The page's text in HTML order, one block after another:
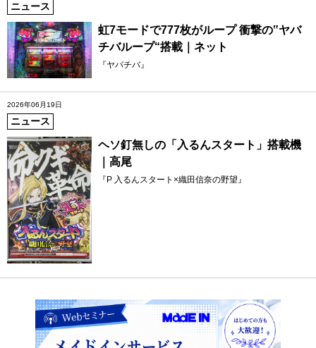
ニュース
虹7モードで777枚がループ 衝撃の‟ヤバ
チバループ“搭載｜ネット
『ヤバチバ』
2026年06月19日
ニュース
ヘソ釘無しの「入るんスタート」搭載機
｜高尾
『P 入るんスタート×織田信奈の野望』